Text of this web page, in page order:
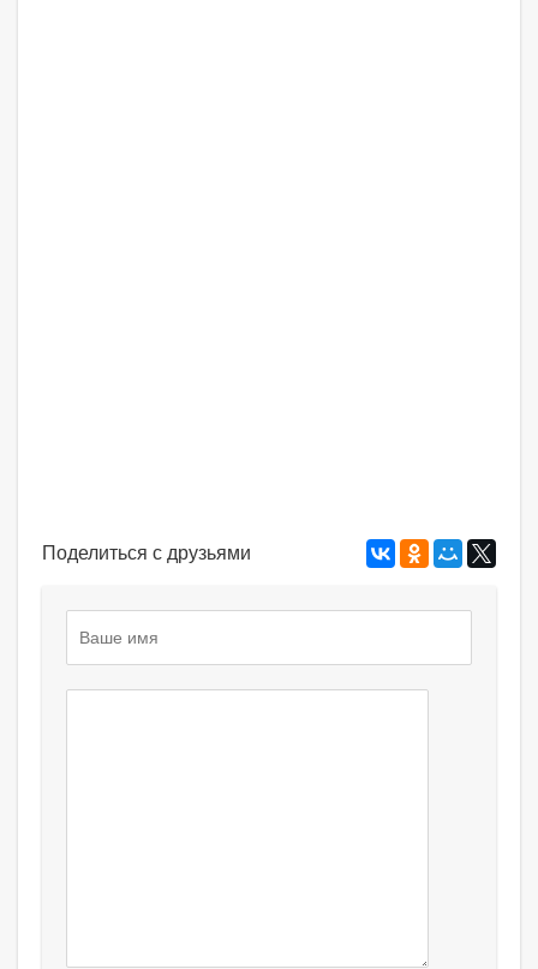
Поделиться с друзьями